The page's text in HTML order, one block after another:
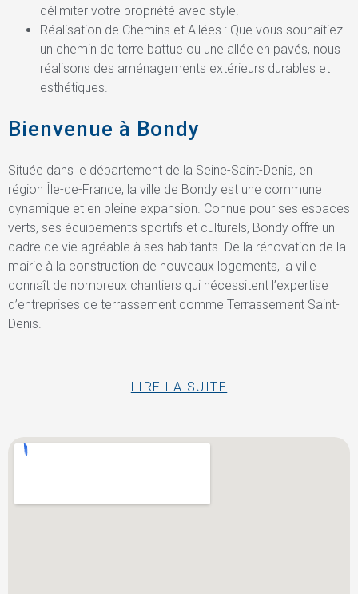
délimiter votre propriété avec style.
Réalisation de Chemins et Allées : Que vous souhaitiez
un chemin de terre battue ou une allée en pavés, nous
réalisons des aménagements extérieurs durables et
esthétiques.
Bienvenue à Bondy
Située dans le département de la Seine-Saint-Denis, en
région Île-de-France, la ville de Bondy est une commune
dynamique et en pleine expansion. Connue pour ses espaces
verts, ses équipements sportifs et culturels, Bondy offre un
cadre de vie agréable à ses habitants. De la rénovation de la
mairie à la construction de nouveaux logements, la ville
connaît de nombreux chantiers qui nécessitent l’expertise
d’entreprises de terrassement comme Terrassement Saint-
Denis.
LIRE LA SUITE